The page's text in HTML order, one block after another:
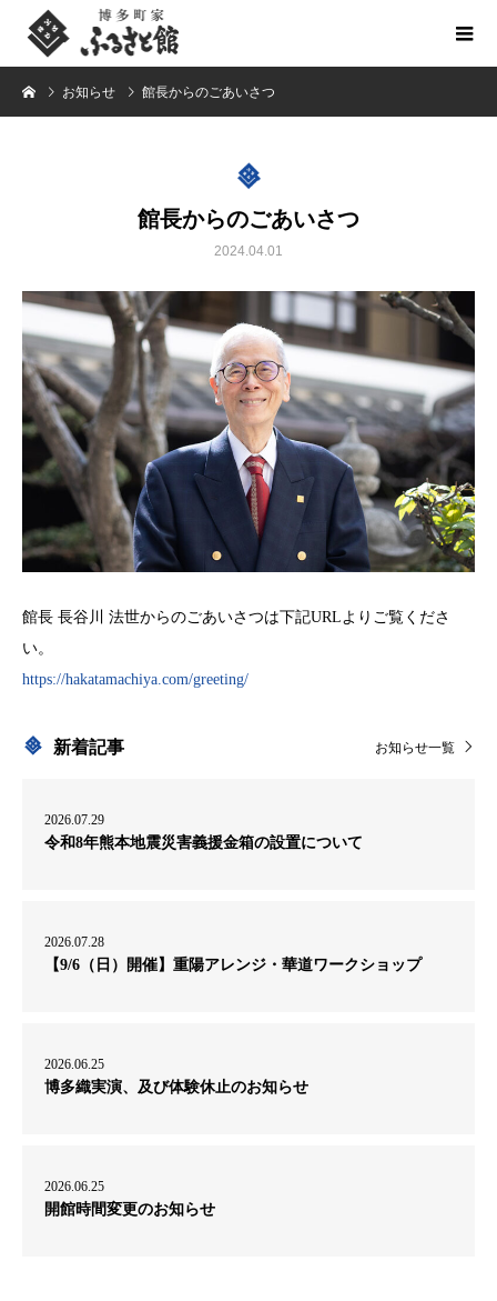
お知らせ 館長からのごあいさつ
館長からのごあいさつ
2024.04.01
館長 長谷川 法世からのごあいさつは下記URLよりご覧くださ
い。
https://hakatamachiya.com/greeting/
新着記事 お知らせ一覧
2026.07.29
令和8年熊本地震災害義援金箱の設置について
2026.07.28
【9/6（日）開催】重陽アレンジ・華道ワークショップ
2026.06.25
博多織実演、及び体験休止のお知らせ
2026.06.25
開館時間変更のお知らせ